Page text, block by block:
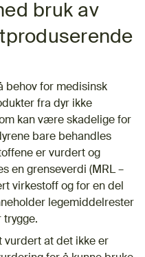
bruk av
behov for medisinsk
fra dyr ikke
kan være skadelige for
bare behandles
er vurdert og
en grenseverdi (MRL –
virkestoff og for en del
legemiddelrester
trygge.
vurdert at det ikke er